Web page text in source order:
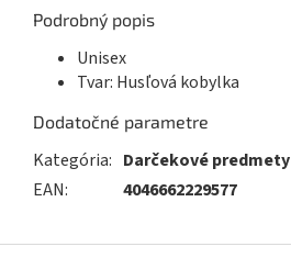
Podrobný popis
Unisex
Tvar: Husľová kobylka
Dodatočné parametre
Kategória: Darčekové predmety
EAN: 4046662229577